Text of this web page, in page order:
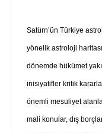
Satürn’ün Türkiye
yönelik astroloji
dönemde hükümet
inisiyatifler kritik
önemli mesuliyet
mali konular, dış